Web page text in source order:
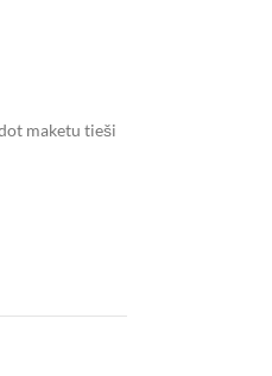
maketu tieši